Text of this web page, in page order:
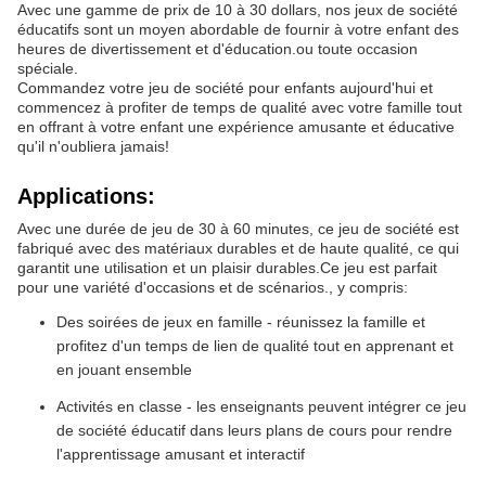
Avec une gamme de prix de 10 à 30 dollars, nos jeux de société
éducatifs sont un moyen abordable de fournir à votre enfant des
heures de divertissement et d'éducation.ou toute occasion
spéciale.
Commandez votre jeu de société pour enfants aujourd'hui et
commencez à profiter de temps de qualité avec votre famille tout
en offrant à votre enfant une expérience amusante et éducative
qu'il n'oubliera jamais!
Applications:
Avec une durée de jeu de 30 à 60 minutes, ce jeu de société est
fabriqué avec des matériaux durables et de haute qualité, ce qui
garantit une utilisation et un plaisir durables.Ce jeu est parfait
pour une variété d'occasions et de scénarios., y compris:
Des soirées de jeux en famille - réunissez la famille et
profitez d'un temps de lien de qualité tout en apprenant et
en jouant ensemble
Activités en classe - les enseignants peuvent intégrer ce jeu
de société éducatif dans leurs plans de cours pour rendre
l'apprentissage amusant et interactif